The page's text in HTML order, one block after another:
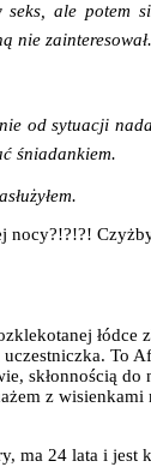
ale potem
nie zainteresował.
od sytu­acji
śniadankiem.
nocy?!?!?!
To
skłon­no­ścią do
z wisien­ka­mi
ma 24 lata i jest